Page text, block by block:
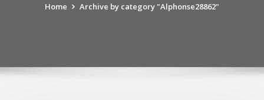
Home Archive by category "Alphonse28862"